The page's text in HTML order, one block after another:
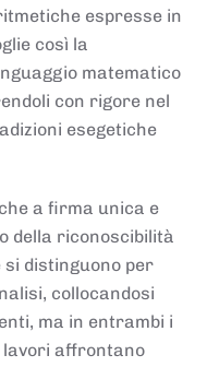
espresse in
così la
matematico
con rigore nel
esegetiche
a firma unica e
della riconoscibilità
distinguono per
collocandosi
ma in entrambi i
lavori affrontano